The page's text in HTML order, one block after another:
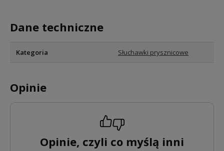
Dane techniczne
Kategoria Słuchawki prysznicowe
Opinie
Opinie, czyli co myślą inni